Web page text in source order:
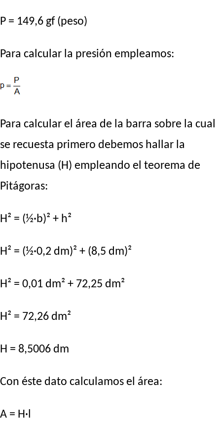
P = 149,6 gf (peso)
Para calcular la presión empleamos:
Para calcular el área de la barra sobre la cual
se recuesta primero debemos hallar la
hipotenusa (H) empleando el teorema de
Pitágoras:
H² = (½·b)² + h²
H² = (½·0,2 dm)² + (8,5 dm)²
H² = 0,01 dm² + 72,25 dm²
H² = 72,26 dm²
H = 8,5006 dm
Con éste dato calculamos el área:
A = H·l